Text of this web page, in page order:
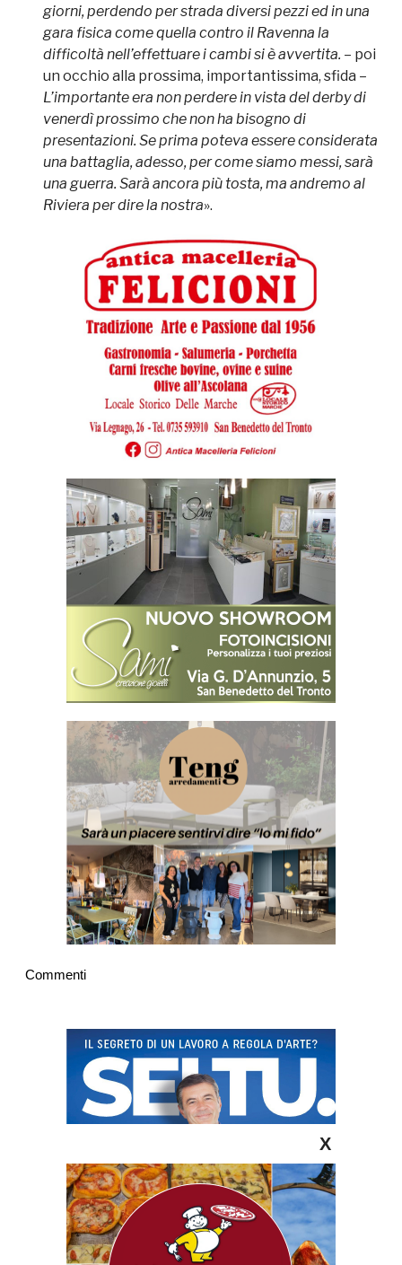
giorni, perdendo per strada diversi pezzi ed in una
gara fisica come quella contro il Ravenna la
difficoltà nell’effettuare i cambi si è avvertita. – poi
un occhio alla prossima, importantissima, sfida –
L’importante era non perdere in vista del derby di
venerdì prossimo che non ha bisogno di
presentazioni. Se prima poteva essere considerata
una battaglia, adesso, per come siamo messi, sarà
una guerra. Sarà ancora più tosta, ma andremo al
Riviera per dire la nostra».
Commenti
X